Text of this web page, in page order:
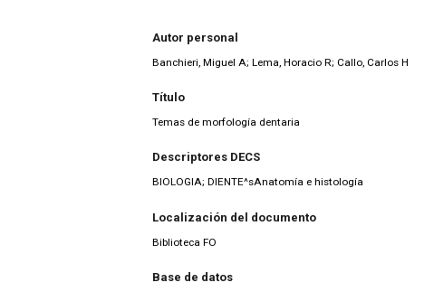
Autor personal
Banchieri, Miguel A; Lema, Horacio R; Callo, Carlos H
Título
Temas de morfología dentaria
Descriptores DECS
BIOLOGIA; DIENTE^sAnatomía e histología
Localización del documento
Biblioteca FO
Base de datos